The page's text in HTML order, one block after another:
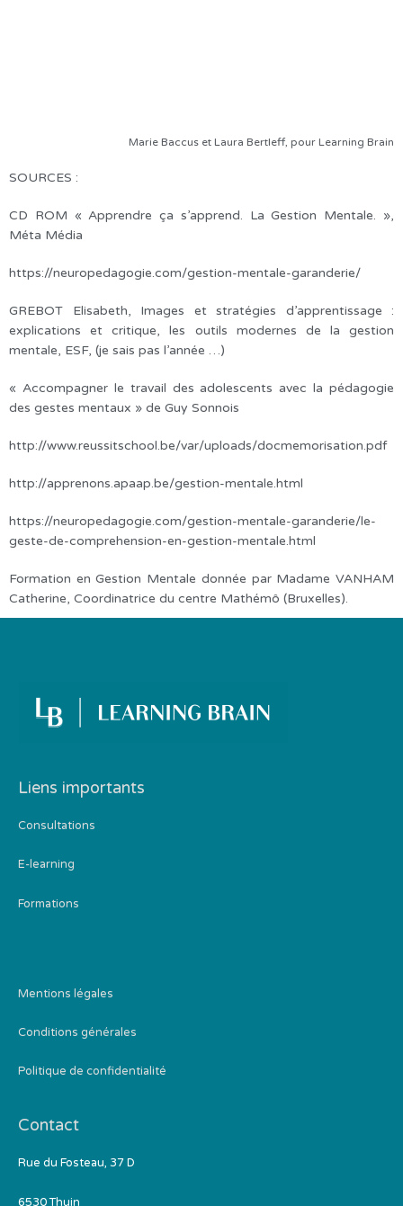
Marie Baccus et Laura Bertleff, pour Learning Brain
SOURCES :
CD ROM « Apprendre ça s’apprend. La Gestion Mentale. »,
Méta Média
https://neuropedagogie.com/gestion-mentale-garanderie/
GREBOT Elisabeth, Images et stratégies d’apprentissage :
explications et critique, les outils modernes de la gestion
mentale, ESF, (je sais pas l’année …)
« Accompagner le travail des adolescents avec la pédagogie
des gestes mentaux » de Guy Sonnois
http://www.reussitschool.be/var/uploads/docmemorisation.pdf
http://apprenons.apaap.be/gestion-mentale.html
https://neuropedagogie.com/gestion-mentale-garanderie/le-
geste-de-comprehension-en-gestion-mentale.html
Formation en Gestion Mentale donnée par Madame VANHAM
Catherine, Coordinatrice du centre Mathémô (Bruxelles).
Liens importants
Consultations
E-learning
Formations
Mentions légales
Conditions générales
Politique de confidentialité
Contact
Rue du Fosteau, 37 D
6530 Thuin